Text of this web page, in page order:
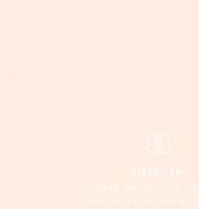
LIVRAISON
Offerte dès 200 Chf
retrait à la boutique à